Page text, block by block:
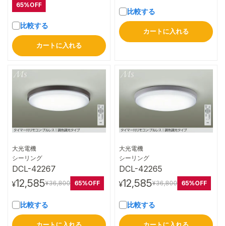
65%OFF
比較する
カートに入れる
比較する
カートに入れる
大光電機
シーリング
DCL-42267
¥12,585¥36,800 65%OFF
比較する
大光電機
シーリング
DCL-42265
¥12,585¥36,800 65%OFF
比較する